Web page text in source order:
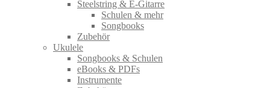
Steelstring & E-Gitarre
Schulen & mehr
Songbooks
Zubehör
Ukulele
Songbooks & Schulen
eBooks & PDFs
Instrumente